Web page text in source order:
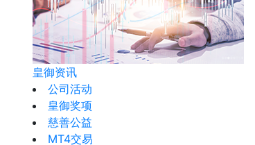
皇御资讯
公司活动
皇御奖项
慈善公益
MT4交易